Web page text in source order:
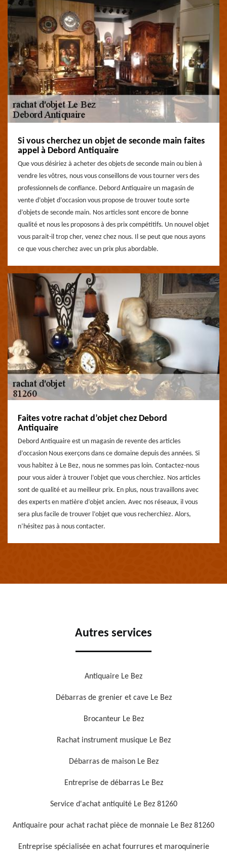
Si vous cherchez un objet de seconde main faites
appel à Debord Antiquaire
Que vous désiriez à acheter des objets de seconde main ou bien à
vendre les vôtres, nous vous conseillons de vous tourner vers des
professionnels de confiance. Debord Antiquaire un magasin de
vente d’objet d’occasion vous propose de trouver toute sorte
d’objets de seconde main. Nos articles sont encore de bonne
qualité et nous les proposons à des prix compétitifs. Un nouvel objet
vous parait-il trop cher, venez chez nous. Il se peut que nous ayons
ce que vous cherchez avec un prix plus abordable.
Faites votre rachat d’objet chez Debord
Antiquaire
Debord Antiquaire est un magasin de revente des articles
d’occasion Nous exerçons dans ce domaine depuis des années. Si
vous habitez à Le Bez, nous ne sommes pas loin. Contactez-nous
pour vous aider à trouver l’objet que vous cherchiez. Nos articles
sont de qualité et au meilleur prix. En plus, nous travaillons avec
des experts en matière d’objet ancien. Avec nos réseaux, il vous
sera plus facile de trouver l’objet que vous recherchiez. Alors,
n’hésitez pas à nous contacter.
Autres services
Antiquaire Le Bez
Débarras de grenier et cave Le Bez
Brocanteur Le Bez
Rachat instrument musique Le Bez
Débarras de maison Le Bez
Entreprise de débarras Le Bez
Service d'achat antiquité Le Bez 81260
Antiquaire pour achat rachat pièce de monnaie Le Bez 81260
Entreprise spécialisée en achat fourrures et maroquinerie